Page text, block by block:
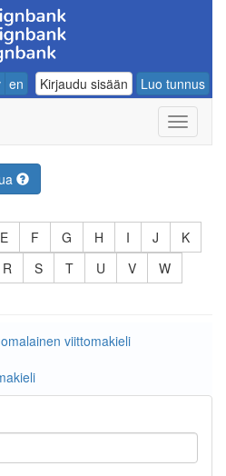
en Kirjaudu sisään Luo tunnus
E F G H I J
K
R S T U V
W
viittomakieli